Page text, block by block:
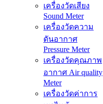
เครื่องวัดเสียง
Sound Meter
เครื่องวัดความ
ดันอากาศ
Pressure Meter
เครื่องวัดคุณภาพ
อากาศ Air quality
Meter
เครื่องวัดค่าการ